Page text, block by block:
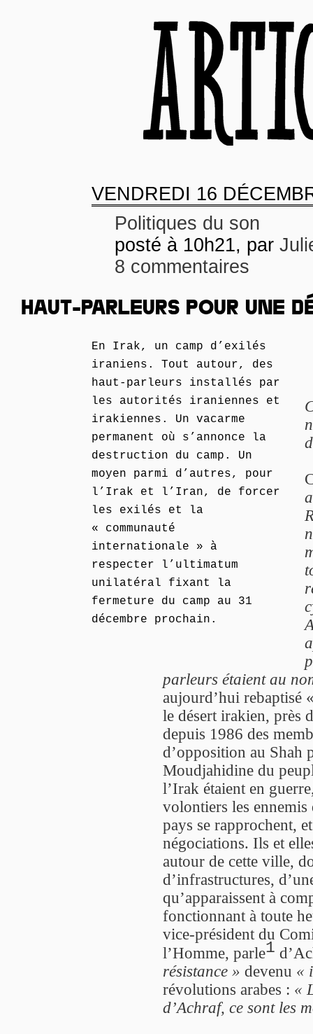
VENDREDI 16
Politiques du son
posté à 10h21, par
8 commentaires
HAUT-PARLEURS POUR UNE
En Irak, un camp d’exilés
iraniens. Tout autour, des
haut-parleurs installés par
les autorités iraniennes et
irakiennes. Un vacarme
permanent où s’annonce la
destruction du camp. Un
moyen parmi d’autres, pour
l’Irak et l’Iran, de forcer
les exilés et la
« communauté
internationale » à
respecter l’ultimatum
unilatéral fixant la
fermeture du camp au 31
décembre prochain.
parleurs étaient au
aujourd’hui rebaptisé
le désert irakien, près
depuis 1986 des
d’opposition au Shah
Moudjahidine du
l’Irak étaient en
volontiers les
pays se rapprochent,
négociations. Ils et
autour de cette ville,
d’infrastructures,
qu’apparaissent à
fonctionnant à toute
vice-président du
l’Homme, parle1
résistance » devenu «
révolutions arabes : «
d’Achraf, ce sont les